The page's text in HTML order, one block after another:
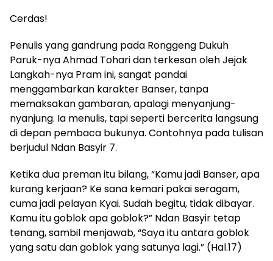
Cerdas!
Penulis yang gandrung pada Ronggeng Dukuh
Paruk-nya Ahmad Tohari dan terkesan oleh Jejak
Langkah-nya Pram ini, sangat pandai
menggambarkan karakter Banser, tanpa
memaksakan gambaran, apalagi menyanjung-
nyanjung. Ia menulis, tapi seperti bercerita langsung
di depan pembaca bukunya. Contohnya pada tulisan
berjudul Ndan Basyir 7.
Ketika dua preman itu bilang,“Kamu jadi Banser, apa
kurang kerjaan? Ke sana kemari pakai seragam,
cuma jadi pelayan Kyai. Sudah begitu, tidak dibayar.
Kamu itu goblok apa goblok?” Ndan Basyir tetap
tenang, sambil menjawab,“Saya itu antara goblok
yang satu dan goblok yang satunya lagi.” (Hal.17)